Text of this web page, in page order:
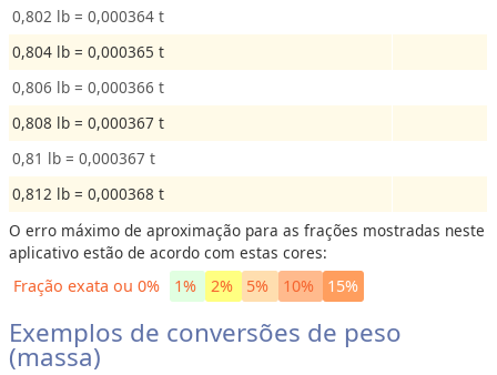
0,802 lb = 0,000364 t
0,804 lb = 0,000365 t
0,806 lb = 0,000366 t
0,808 lb = 0,000367 t
0,81 lb = 0,000367 t
0,812 lb = 0,000368 t
O erro máximo de aproximação para as frações mostradas neste
aplicativo estão de acordo com estas cores:
Fração exata ou 0%
1% 2% 5% 10% 15%
Exemplos de conversões de peso
(massa)